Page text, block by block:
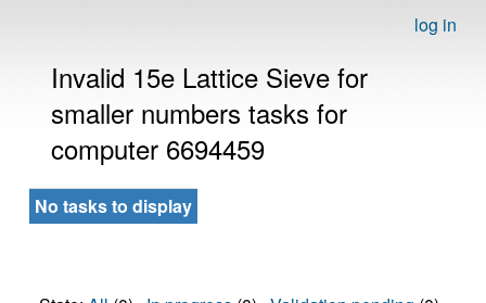
log in
Invalid 15e Lattice Sieve for
smaller numbers tasks for
computer 6694459
No tasks to display